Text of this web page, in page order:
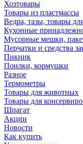
Хозтовары
Товары из пластмассы
Ведра, тазы, товары
Кухонные
Мусорные мешки,
Перчатки и средства
Пикник
Поилки, кормушки
Разное
Термометры
Товары для животных
Товары для
Шпагат
Акции
Новости
Как купить